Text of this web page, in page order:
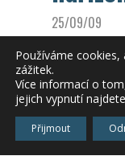
25/09/09
Ing. Michal
ze dne
Používáme
zážitek.
Více informací o
jejich vypnutí
Přijmout